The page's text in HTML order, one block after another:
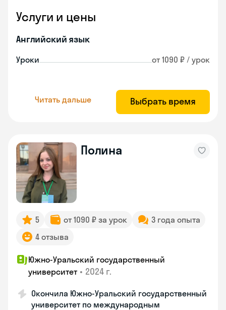
Услуги и цены
Английский язык
Уроки от 1090 ₽ / урок
Читать дальше Выбрать время
Полина
5 от 1090 ₽ за урок
3 года опыта
4 отзыва
Южно-Уральский государственный
университет • 2024 г.
Окончила Южно-Уральский государственный
университет по международным